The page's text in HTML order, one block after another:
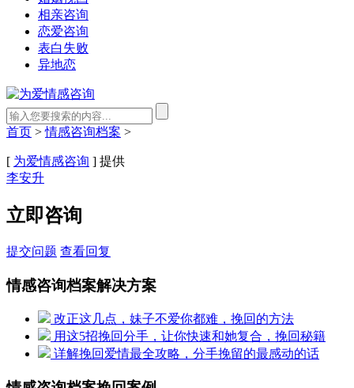
相亲咨询
恋爱咨询
表白失败
异地恋
首页 >情感咨询档案 >
[ 为爱情感咨询 ] 提供
李安升
立即咨询
提交问题 查看回复
情感咨询档案解决方案
改正这几点，妹子不爱你都难，挽回的方法
用这5招挽回分手，让你快速和她复合，挽回秘籍
详解挽回爱情最全攻略，分手挽留的最感动的话